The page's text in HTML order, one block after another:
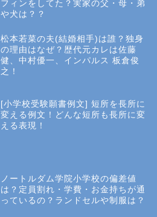
フィンをしてた？実家の父・母・弟
や犬は？？
松本若菜の夫(結婚相手)は誰？独身
の理由はなぜ？歴代元カレは佐藤
健、中村優一、インパルス 板倉俊
之！
[小学校受験願書例文] 短所を長所に
変える例文！どんな短所も長所に変
える表現！
ノートルダム学院小学校の偏差値
は？定員割れ・学費・お金持ちが通
っているの？ランドセルや制服は？
小学校受験
所長コラム
説明会や面接の服装